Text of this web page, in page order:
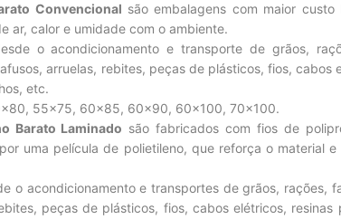
Convencional são embalagens com maior
ar, calor e umidade com o ambiente.
o acondicionamento e transporte de grãos,
arruelas, rebites, peças de plásticos, fios, cabos
etc.
55×75, 60×85, 60×90, 60×100, 70×100.
Barato Laminado são fabricados com fios de
uma película de polietileno, que reforça o material
o acondicionamento e transportes de grãos, rações,
peças de plásticos, fios, cabos elétricos, resinas